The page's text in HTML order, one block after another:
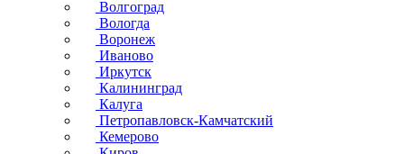
Волгоград
Вологда
Воронеж
Иваново
Иркутск
Калининград
Калуга
Петропавловск-Камчатский
Кемерово